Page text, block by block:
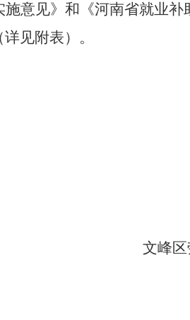
意见》和《河南省就业补
见附表）。
文峰